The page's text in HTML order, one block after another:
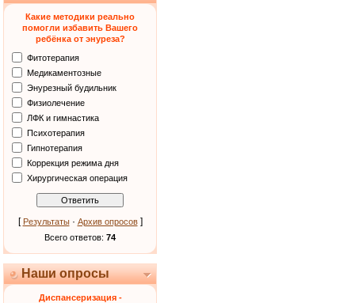
Какие методики реально
помогли избавить Вашего
ребёнка от энуреза?
Фитотерапия
Медикаментозные
Энурезный будильник
Физиолечение
ЛФК и гимнастика
Психотерапия
Гипнотерапия
Коррекция режима дня
Хирургическая операция
[ Результаты· Архив опросов]
Всего ответов: 74
Наши опросы
Диспансеризация -